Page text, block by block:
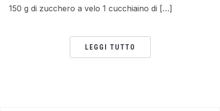
150 g di zucchero a velo 1 cucchiaino di […]
LEGGI TUTTO